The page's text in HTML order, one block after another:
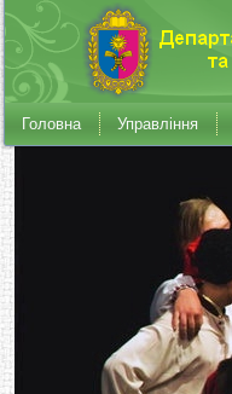
Головна Управління